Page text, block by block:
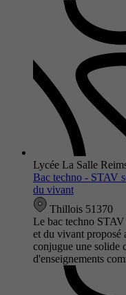
Lycée La Salle
Bac techno - STAV
du vivant
Thillois 51370
Le bac techno
et du vivant
conjugue une solide
d'enseignements